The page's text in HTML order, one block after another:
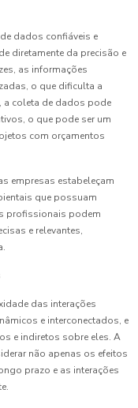
dados confiáveis e
diretamente da precisão e
as informações
o que dificulta a
coleta de dados pode
o que pode ser um
com orçamentos
empresas estabeleçam
que possuam
profissionais podem
e relevantes,
das interações
e interconectados, e
e indiretos sobre eles. A
não apenas os efeitos
prazo e as interações